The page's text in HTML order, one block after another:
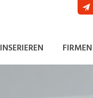
INSERIEREN FIRMEN